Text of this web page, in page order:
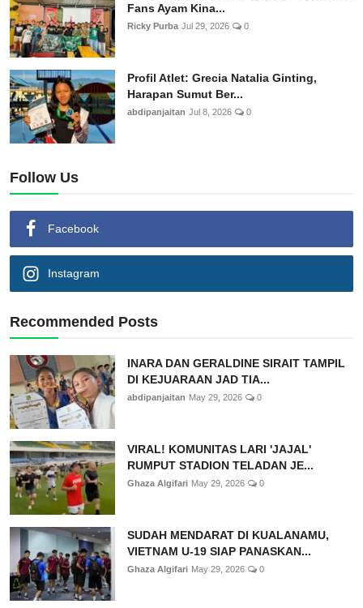
Fans Ayam Kina...
Ricky Purba Jul 29, 2026 0
Profil Atlet: Grecia Natalia Ginting,
Harapan Sumut Ber...
abdipanjaitan Jul 8, 2026 0
Follow Us
Facebook
Instagram
Recommended Posts
INARA DAN GERALDINE SIRAIT TAMPIL
DI KEJUARAAN JAD TIA...
abdipanjaitan May 29, 2026 0
VIRAL! KOMUNITAS LARI 'JAJAL'
RUMPUT STADION TELADAN JE...
Ghaza Algifari May 29, 2026 0
SUDAH MENDARAT DI KUALANAMU,
VIETNAM U-19 SIAP PANASKAN...
Ghaza Algifari May 29, 2026 0